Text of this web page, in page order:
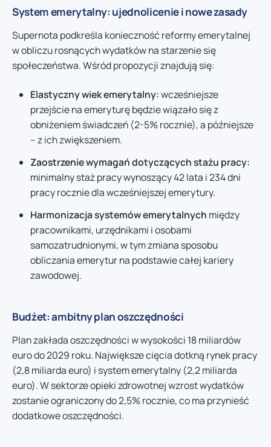
System emerytalny: ujednolicenie i nowe zasady
Supernota podkreśla konieczność reformy emerytalnej
w obliczu rosnących wydatków na starzenie się
społeczeństwa. Wśród propozycji znajdują się:
Elastyczny wiek emerytalny:wcześniejsze
przejście na emeryturę będzie wiązało się z
obniżeniem świadczeń (2-5% rocznie), a późniejsze
– z ich zwiększeniem.
Zaostrzenie wymagań dotyczących stażu pracy:
minimalny staż pracy wynoszący 42 lata i 234 dni
pracy rocznie dla wcześniejszej emerytury.
Harmonizacja systemów emerytalnych między
pracownikami, urzędnikami i osobami
samozatrudnionymi, w tym zmiana sposobu
obliczania emerytur na podstawie całej kariery
zawodowej.
Budżet: ambitny plan oszczędności
Plan zakłada oszczędności w wysokości 18 miliardów
euro do 2029 roku. Największe cięcia dotkną rynek pracy
(2,8 miliarda euro) i system emerytalny (2,2 miliarda
euro). W sektorze opieki zdrowotnej wzrost wydatków
zostanie ograniczony do 2,5% rocznie, co ma przynieść
dodatkowe oszczędności.